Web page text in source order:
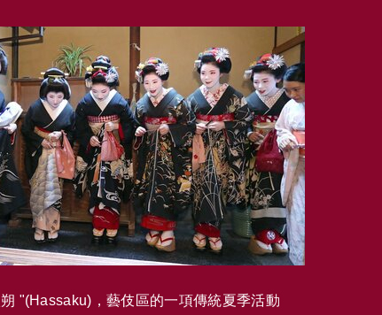
"(Hassaku)，藝伎區的一項傳統夏季活動